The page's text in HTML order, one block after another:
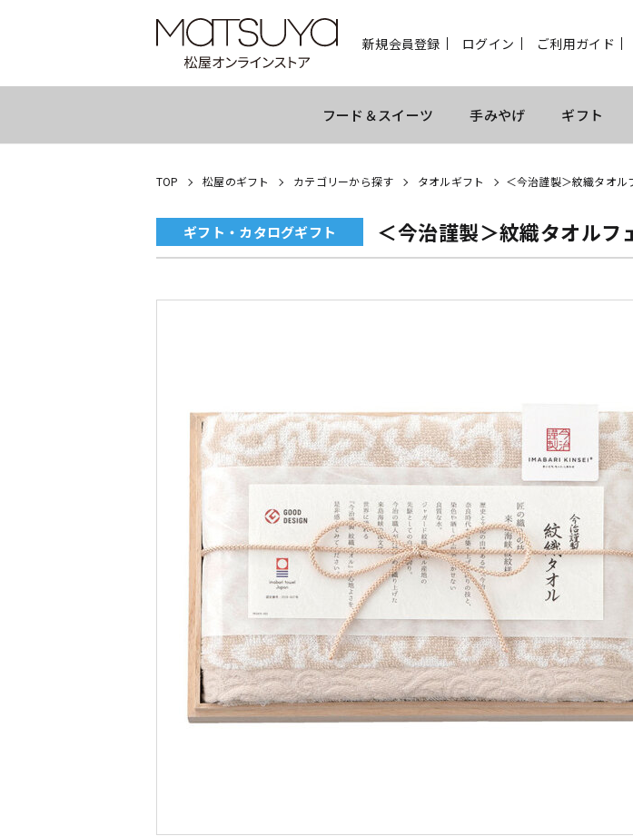
新規会員登録 ログイン ご利用ガイド
フード＆スイーツ 手みやげ ギフト
TOP 松屋のギフト カテゴリーから探す タオルギフト ＜今治謹製＞紋織タオル
ギフト・カタログギフト ＜今治謹製＞紋織タオルフ